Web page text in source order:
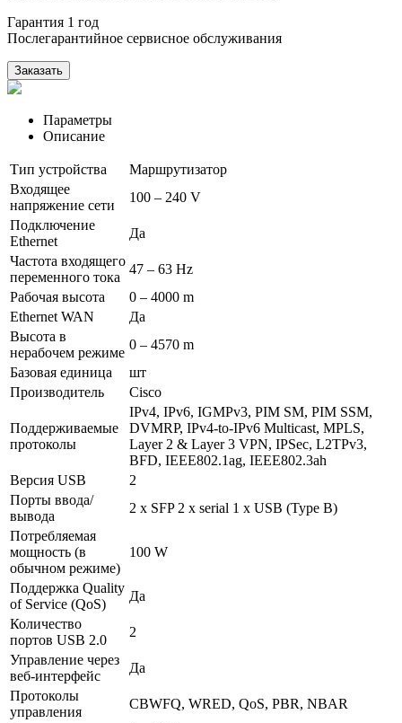
Гарантия 1 год
Послегарантийное сервисное обслуживания
Заказать
Параметры
Описание
Тип устройства
Маршрутизатор
Входящее
напряжение сети
100 – 240 V
Подключение
Ethernet
Да
Частота входящего
переменного тока
47 – 63 Hz
Рабочая высота
0 – 4000 m
Ethernet WAN
Да
Высота в
нерабочем режиме
0 – 4570 m
Базовая единица
шт
Производитель
Cisco
Поддерживаемые
протоколы
IPv4, IPv6, IGMPv3, PIM SM, PIM SSM,
DVMRP, IPv4-to-IPv6 Multicast, MPLS,
Layer 2 & Layer 3 VPN, IPSec, L2TPv3,
BFD, IEEE802.1ag, IEEE802.3ah
Версия USB
2
Порты ввода/
вывода
2 x SFP 2 x serial 1 x USB (Type B)
Потребляемая
мощность (в
обычном режиме)
100 W
Поддержка Quality
of Service (QoS)
Да
Количество
портов USB 2.0
2
Управление через
веб-интерфейс
Да
Протоколы
управления
CBWFQ, WRED, QoS, PBR, NBAR